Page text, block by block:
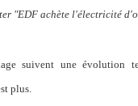
"EDF achète l'électricité
suivent une évolution
plus.